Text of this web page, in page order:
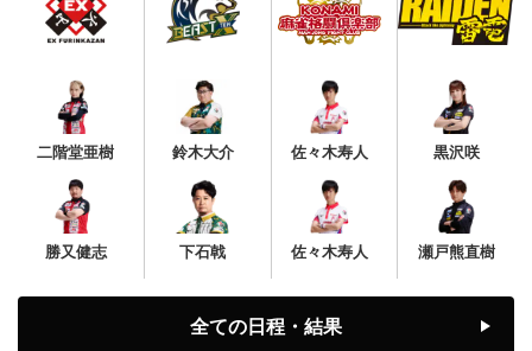
二階堂亜樹
勝又健志
鈴木大介
下石戟
佐々木寿人
佐々木寿人
黒沢咲
瀬戸熊直樹
全ての日程・結果